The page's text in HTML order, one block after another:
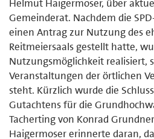
Helmut Haigermoser, über
Gemeinderat. Nachdem die
einen Antrag zur Nutzung des
Reitmeiersaals gestellt hatte,
Nutzungsmöglichkeit realisiert,
Veranstaltungen der örtlichen
steht. Kürzlich wurde die
Gutachtens für die
Tacherting von Konrad
Haigermoser erinnerte daran,